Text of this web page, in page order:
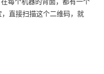
直接扫描这个二维码，就